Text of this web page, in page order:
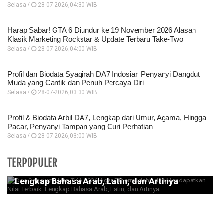
Selasa / 28-07-2026,04:30 WIB
Harap Sabar! GTA 6 Diundur ke 19 November 2026 Alasan
Klasik Marketing Rockstar & Update Terbaru Take-Two
Selasa / 28-07-2026,04:00 WIB
Profil dan Biodata Syaqirah DA7 Indosiar, Penyanyi Dangdut
Muda yang Cantik dan Penuh Percaya Diri
Selasa / 28-07-2026,03:30 WIB
Profil & Biodata Arbil DA7, Lengkap dari Umur, Agama, Hingga
Pacar, Penyanyi Tampan yang Curi Perhatian
Selasa / 28-07-2026,03:00 WIB
TERPOPULER
Doa Sebelum Ujian TKA 2026 Agar
Dipermudahh dan Mendapatkan Nilai Terbaik:
Lengkap Bahasa Arab, Latin, dan Artinya